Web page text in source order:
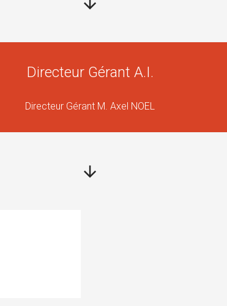
Directeur Gérant A.I.
Directeur Gérant M. Axel NOEL